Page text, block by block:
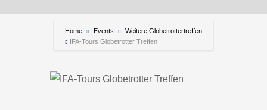
Home Events
Weitere Globetrottertreffen
IFA-Tours Globetrotter Treffen